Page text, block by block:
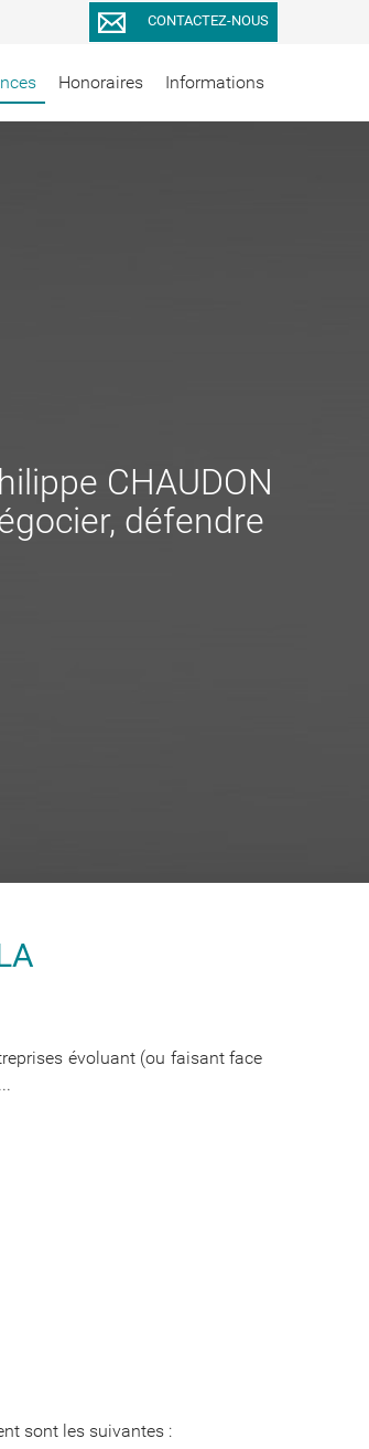
Honoraires Informations
CONTACTEZ-NOUS
CHAUDON
défendre
évoluant (ou faisant face
sont les suivantes :